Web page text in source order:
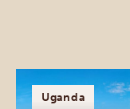
Uganda